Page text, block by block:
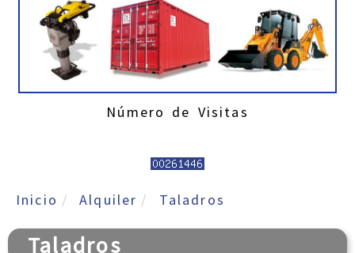
Número de Visitas
Inicio Alquiler Taladros
Taladros